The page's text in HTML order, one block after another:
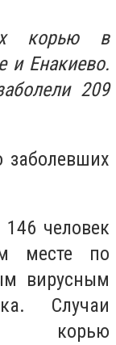
корью в
и Енакиево.
209
заболевших
человек
месте по
вирусным
Случаи
корью